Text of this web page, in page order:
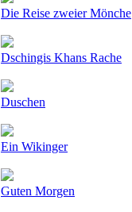
Die Reise zweier Mönche
Dschingis Khans Rache
Duschen
Ein Wikinger
Guten Morgen